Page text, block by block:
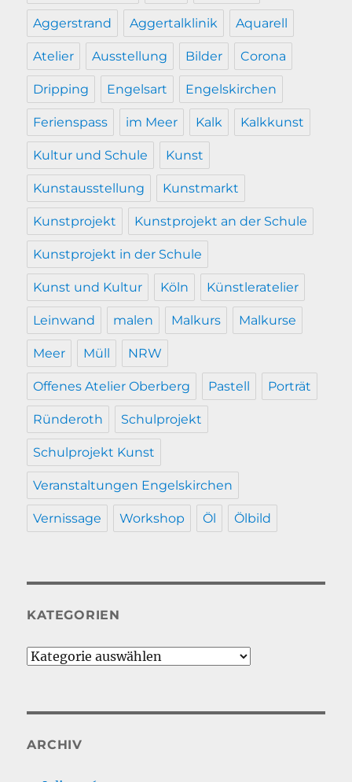
Aggerstrand Aggertalklinik Aquarell
Atelier Ausstellung Bilder Corona
Dripping Engelsart Engelskirchen
Ferienspass im Meer Kalk Kalkkunst
Kultur und Schule Kunst
Kunstausstellung Kunstmarkt
Kunstprojekt Kunstprojekt an der Schule
Kunstprojekt in der Schule
Kunst und Kultur Köln Künstleratelier
Leinwand malen Malkurs Malkurse
Meer Müll NRW
Offenes Atelier Oberberg Pastell Porträt
Ründeroth Schulprojekt
Schulprojekt Kunst
Veranstaltungen Engelskirchen
Vernissage Workshop Öl Ölbild
KATEGORIEN
Kategorien
ARCHIV